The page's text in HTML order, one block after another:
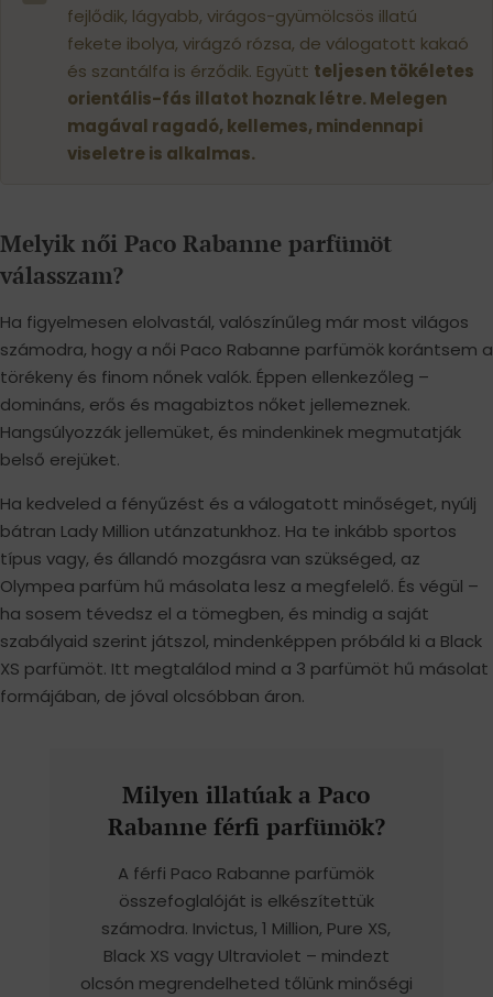
fejlődik, lágyabb, virágos-gyümölcsös illatú
fekete ibolya, virágzó rózsa, de válogatott kakaó
és szantálfa is érződik. Együtt teljesen tökéletes
orientális-fás illatot hoznak létre. Melegen
magával ragadó, kellemes, mindennapi
viseletre is alkalmas.
Melyik női Paco Rabanne parfümöt
válasszam?
Ha figyelmesen elolvastál, valószínűleg már most világos
számodra, hogy a női Paco Rabanne parfümök korántsem a
törékeny és finom nőnek valók. Éppen ellenkezőleg –
domináns, erős és magabiztos nőket jellemeznek.
Hangsúlyozzák jellemüket, és mindenkinek megmutatják
belső erejüket.
Ha kedveled a fényűzést és a válogatott minőséget, nyúlj
bátran Lady Million utánzatunkhoz. Ha te inkább sportos
típus vagy, és állandó mozgásra van szükséged, az
Olympea parfüm hű másolata lesz a megfelelő. És végül –
ha sosem tévedsz el a tömegben, és mindig a saját
szabályaid szerint játszol, mindenképpen próbáld ki a Black
XS parfümöt. Itt megtalálod mind a 3 parfümöt hű másolat
formájában, de jóval olcsóbban áron.
Milyen illatúak a Paco
Rabanne férfi parfümök?
A férfi Paco Rabanne parfümök
összefoglalóját is elkészítettük
számodra. Invictus, 1 Million, Pure XS,
Black XS vagy Ultraviolet – mindezt
olcsón megrendelheted tőlünk minőségi